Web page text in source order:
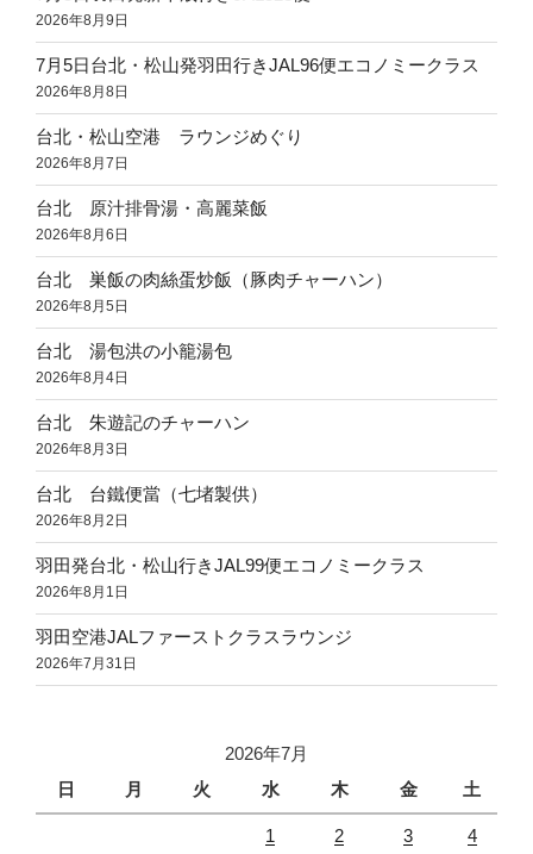
便”
の
2026年8月9日
7月5日台北・松山発羽田行きJAL96便エコノミークラス
2026年8月8日
台北・松山空港 ラウンジめぐり
2026年8月7日
台北 原汁排骨湯・高麗菜飯
2026年8月6日
台北 巣飯の肉絲蛋炒飯（豚肉チャーハン）
2026年8月5日
台北 湯包洪の小籠湯包
2026年8月4日
台北 朱遊記のチャーハン
2026年8月3日
台北 台鐵便當（七堵製供）
2026年8月2日
羽田発台北・松山行きJAL99便エコノミークラス
2026年8月1日
羽田空港JALファーストクラスラウンジ
2026年7月31日
2026年7月
日
月 火 水 木 金 土
1 2 3 4